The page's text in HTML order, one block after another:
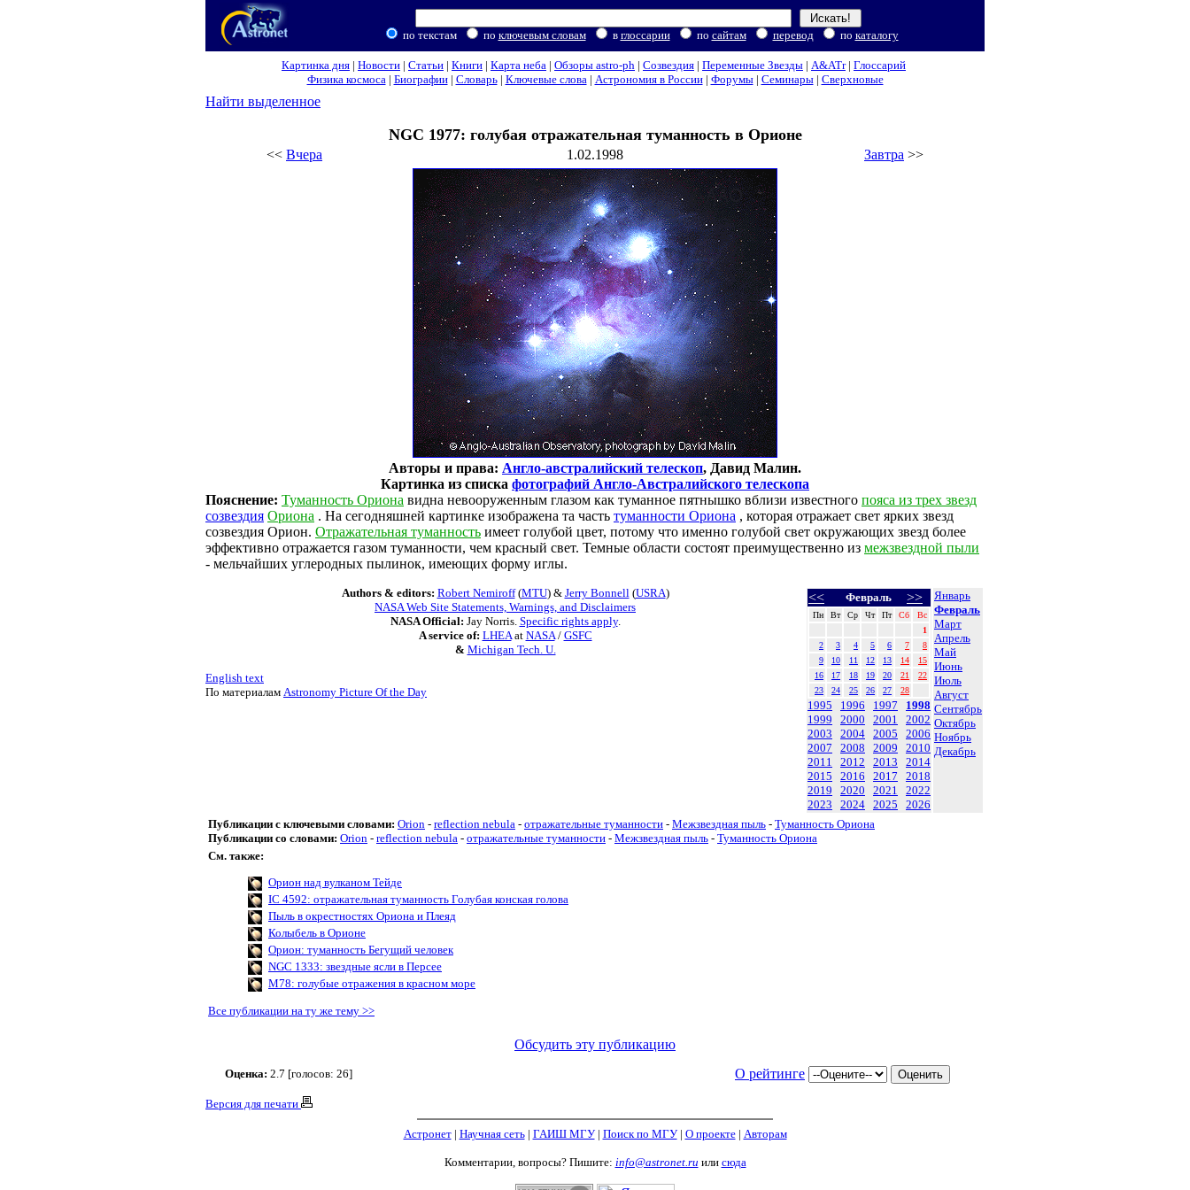
по текстам по ключевым словам в глоссарии по сайтам перевод по каталогу
Картинка дня | Новости | Статьи | Книги | Карта неба | Обзоры astro-ph | Созвездия | Переменные Звезды | A&ATr| Глоссарий
Физика космоса| Биографии| Словарь| Ключевые слова| Астрономия в России| Форумы| Семинары| Сверхновые
Найти выделенное
NGC 1977: голубая отражательная туманность в Орионе
<< Вчера 1.02.1998 Завтра >>
Авторы и права: Англо-австралийский телескоп, Давид Малин.
Картинка из списка фотографий Англо-Австралийского телескопа
Пояснение: Туманность Ориона видна невооруженным глазом как туманное пятнышко вблизи известного пояса из трех звезд
созвездия Ориона . На сегодняшней картинке изображена та часть туманности Ориона , которая отражает свет ярких звезд
созвездия Орион. Отражательная туманность имеет голубой цвет, потому что именно голубой свет окружающих звезд более
эффективно отражается газом туманности, чем красный свет. Темные области состоят преимущественно из межзвездной пыли
- мельчайших углеродных пылинок, имеющих форму иглы.
<< Февраль >>
Пн Вт Ср Чт Пт Сб
Вс
1
2
3 4 5 6 7
8
9
10 11 12 13 14
15
16
17 18 19 20 21
22
23
24 25 26 27 28
1995 1996 1997
1998
1999
2000 2001
2002
2003
2004 2005
2006
2007
2008 2009
2010
2011
2012 2013
2014
2015
2016 2017
2018
2019
2020 2021
2022
2023
2024 2025 2026
Январь
Февраль
Март
Апрель
Май
Июнь
Июль
Август
Сентябрь
Октябрь
Ноябрь
Декабрь
Authors & editors: Robert Nemiroff(MTU) & Jerry Bonnell(USRA)
NASA Web Site Statements, Warnings, and Disclaimers
NASA Official: Jay Norris. Specific rights apply.
A service of: LHEAat NASA/ GSFC
& Michigan Tech. U.
English text
По материалам Astronomy Picture Of the Day
Публикации с ключевыми словами: Orion - reflection nebula - отражательные туманности - Межзвездная пыль - Туманность Ориона
Публикации со словами: Orion - reflection nebula - отражательные туманности - Межзвездная пыль - Туманность Ориона
См. также:
Орион над вулканом Тейде
IC 4592: отражательная туманность Голубая конская голова
Пыль в окрестностях Ориона и Плеяд
Колыбель в Орионе
Орион: туманность Бегущий человек
NGC 1333: звездные ясли в Персее
M78: голубые отражения в красном море
Все публикации на ту же тему >>
Обсудить эту публикацию
Оценка: 2.7 [голосов: 26] О рейтинге
Версия для печати
Астронет| Научная сеть| ГАИШ МГУ| Поиск по МГУ| О проекте| Авторам
Комментарии, вопросы? Пишите: info@astronet.ru или сюда